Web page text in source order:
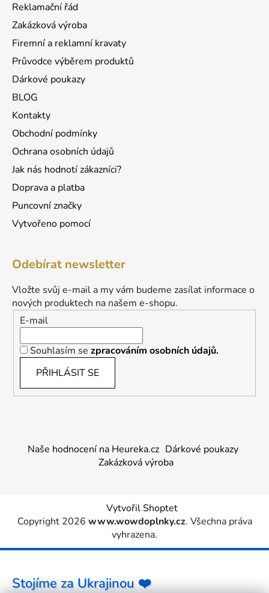
Reklamační řád
Zakázková výroba
Firemní a reklamní kravaty
Průvodce výběrem produktů
Dárkové poukazy
BLOG
Kontakty
Obchodní podmínky
Ochrana osobních údajů
Jak nás hodnotí zákazníci?
Doprava a platba
Puncovní značky
Vytvořeno pomocí
Odebírat newsletter
Vložte svůj e-mail a my vám budeme zasílat informace o
nových produktech na našem e-shopu.
E-mail
Souhlasím se zpracováním osobních údajů.
PŘIHLÁSIT SE
Naše hodnocení na Heureka.cz Dárkové poukazy
Zakázková výroba
Vytvořil Shoptet
Copyright 2026 www.wowdoplnky.cz. Všechna práva
vyhrazena.
Stojíme za Ukrajinou ❤️